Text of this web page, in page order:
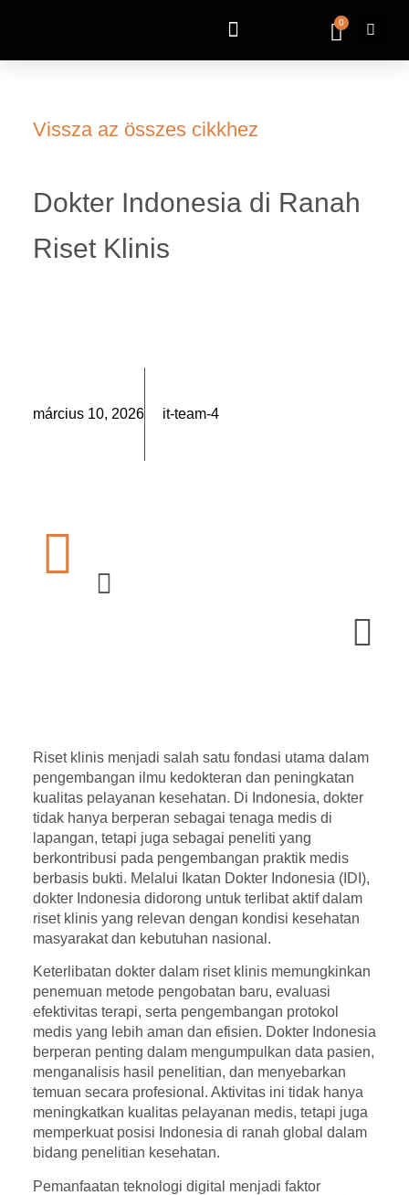
0
Vissza az összes cikkhez
Dokter Indonesia di Ranah
Riset Klinis
március 10, 2026 it-team-4
Riset klinis menjadi salah satu fondasi utama dalam
pengembangan ilmu kedokteran dan peningkatan
kualitas pelayanan kesehatan. Di Indonesia, dokter
tidak hanya berperan sebagai tenaga medis di
lapangan, tetapi juga sebagai peneliti yang
berkontribusi pada pengembangan praktik medis
berbasis bukti. Melalui
Ikatan Dokter Indonesia (IDI),
dokter Indonesia didorong untuk terlibat aktif dalam
riset klinis yang relevan dengan kondisi kesehatan
masyarakat dan kebutuhan nasional.
Keterlibatan dokter dalam riset klinis memungkinkan
penemuan metode pengobatan baru, evaluasi
efektivitas terapi, serta pengembangan protokol
medis yang lebih aman dan efisien. Dokter Indonesia
berperan penting dalam mengumpulkan data pasien,
menganalisis hasil penelitian, dan menyebarkan
temuan secara profesional. Aktivitas ini tidak hanya
meningkatkan kualitas pelayanan medis, tetapi juga
memperkuat posisi Indonesia di ranah global dalam
bidang penelitian kesehatan.
Pemanfaatan teknologi digital menjadi faktor